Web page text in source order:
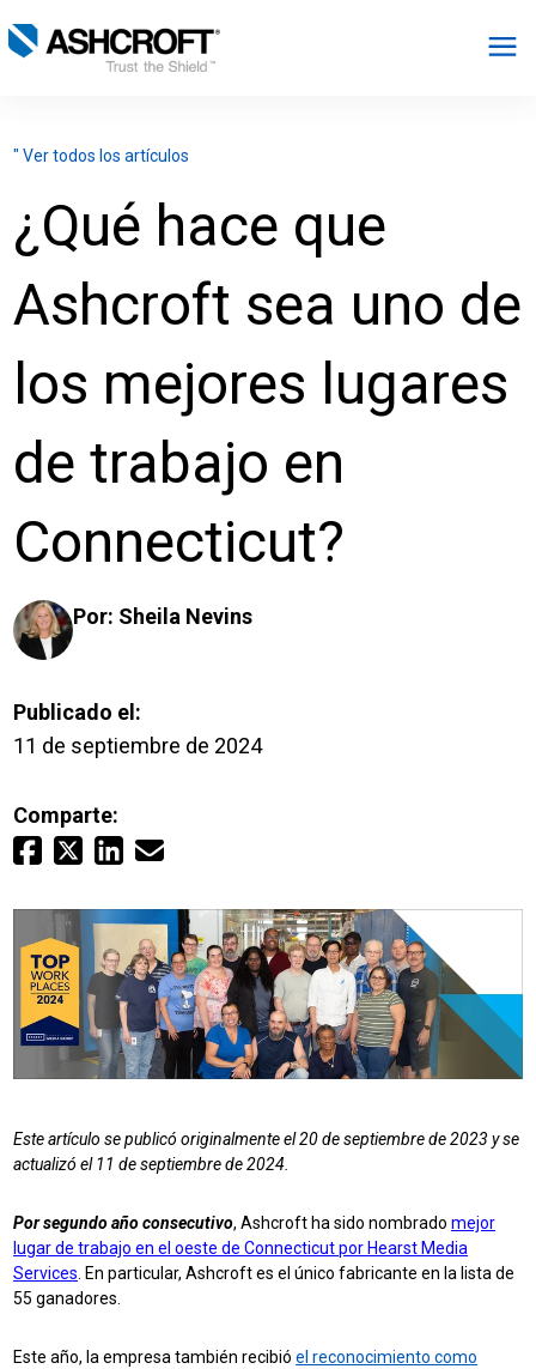
Industrias
Recursos
Acerca de
Seleccionar región
Inicio de sesión
Carreras profesionales
" Ver todos los artículos
¿Qué hace que
Ashcroft sea uno de
los mejores lugares
de trabajo en
Connecticut?
Por: Sheila Nevins
Publicado el:
11 de septiembre de 2024
Comparte:
Este artículo se publicó originalmente el 20 de septiembre de 2023 y se
actualizó el 11 de septiembre de 2024.
Por segundo año consecutivo, Ashcroft ha sido nombradomejor
lugar de trabajo en el oeste de Connecticut por Hearst Media
Services . En particular, Ashcroft es el único fabricante en la lista de
55 ganadores.
Este año, la empresa también recibióel reconocimiento como